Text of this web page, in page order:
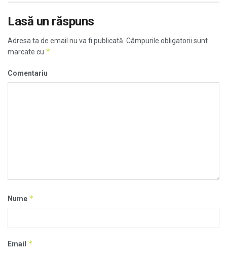
Lasă un răspuns
Adresa ta de email nu va fi publicată. Câmpurile obligatorii sunt
marcate cu *
Comentariu
Nume *
Email *